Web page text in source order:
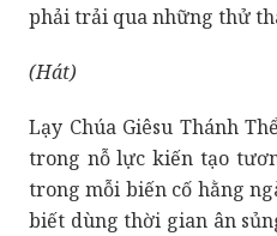
phải trải qua những thử
(Hát)
Lạy Chúa Giêsu Thánh
trong nỗ lực kiến tạo
trong mỗi biến cố hằng
biết dùng thời gian ân